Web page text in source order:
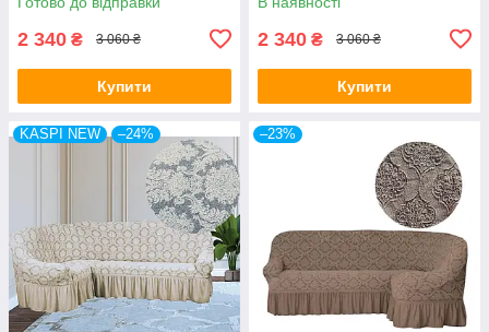
Спідницею Kaspi Колір
2 340 ₴ 3 060 ₴
Купити
Спідницею Kaspi Колір
2 340 ₴ 3 060 ₴
Купити
KASPI NEW –24% –23%